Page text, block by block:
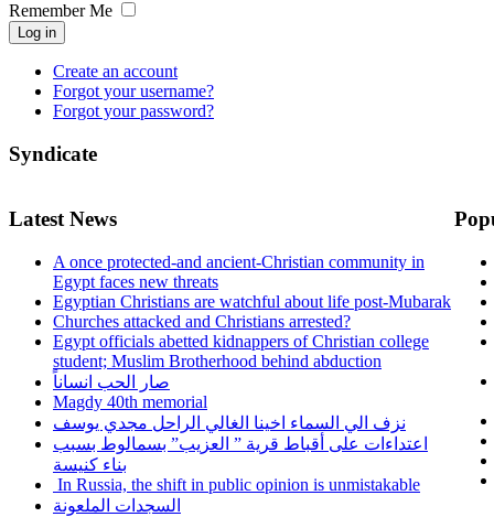
Remember Me
Log in
Create an account
Forgot your username?
Forgot your password?
Syndicate
Latest News
A once protected-and ancient-Christian community in
Egypt faces new threats
Egyptian Christians are watchful about life post-Mubarak
Churches attacked and Christians arrested?
Egypt officials abetted kidnappers of Christian college
student; Muslim Brotherhood behind abduction
صار الحب انساناً
Magdy 40th memorial
نزف الي السماء اخينا الغالي الراحل مجدي يوسف
اعتداءات على أقباط قرية ” العزيب” بسمالوط بسبب
بناء كنيسة
In Russia, the shift in public opinion is unmistakable
السجدات الملعونة